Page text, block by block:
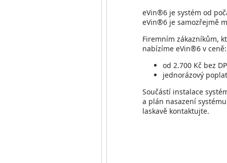
eVin®6 je systém od
eVin®6 je samozřejmě
Firemním zákazníkům,
nabízíme eVin®6 v ceně:
od 2.700 Kč bez
jednorázový
Součástí instalace
a plán nasazení
laskavě kontaktujte.